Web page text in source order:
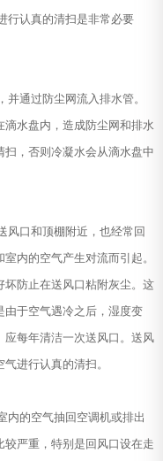
行认真的清扫是非常必要
通过防尘网流入排水管。
水盘内，造成防尘网和排水
，否则冷凝水会从滴水盘中
风口和顶棚附近，也经常回
内的空气产生对流而引起。
防止在送风口粘附灰尘。这
由于空气遇冷之后，湿度变
应每年清洁一次送风口。送风
进行认真的清扫。
内的空气抽回空调机或排出
严重，特别是回风口设在走